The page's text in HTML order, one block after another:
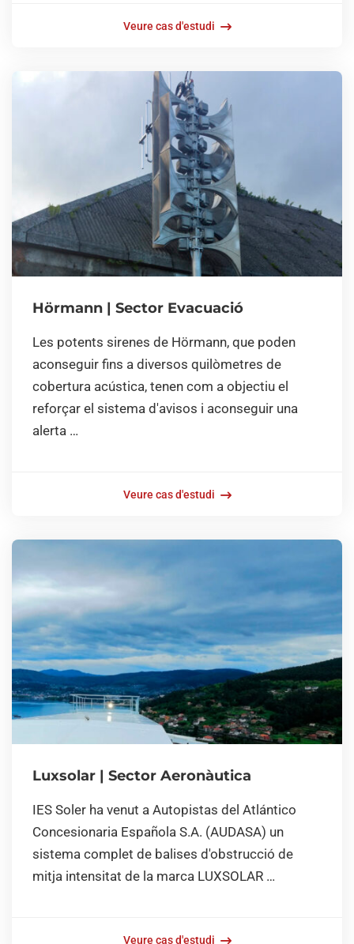
Veure cas d'estudi
Hörmann | Sector Evacuació
Les potents sirenes de Hörmann, que poden
aconseguir fins a diversos quilòmetres de
cobertura acústica, tenen com a objectiu el
reforçar el sistema d'avisos i aconseguir una
alerta …
Veure cas d'estudi
Luxsolar | Sector Aeronàutica
IES Soler ha venut a Autopistas del Atlántico
Concesionaria Española S.A. (AUDASA) un
sistema complet de balises d'obstrucció de
mitja intensitat de la marca LUXSOLAR …
Veure cas d'estudi